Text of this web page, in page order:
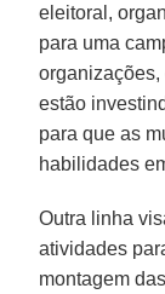
eleitoral,
para uma
organizações,
estão
para que as
habilidades
Outra linha
atividades
montagem